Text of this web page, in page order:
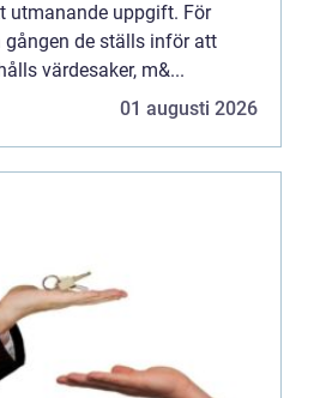
utmanande uppgift. För
de ställs inför att
värdesaker, m&...
01 augusti 2026